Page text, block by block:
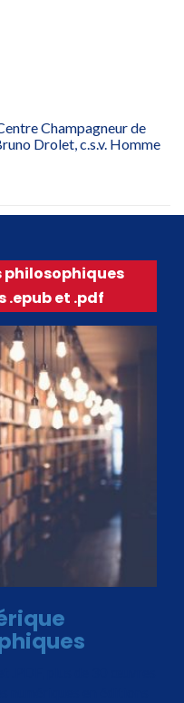
Champagneur de
Drolet, c.s.v. Homme
philosophiques
.epub et .pdf